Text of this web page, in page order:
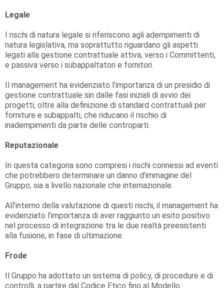
Legale
I rischi di natura legale si riferiscono agli adempimenti di
natura legislativa, ma soprattutto riguardano gli aspetti
legati alla gestione contrattuale attiva, verso i Committenti,
e passiva verso i subappaltatori e fornitori.
Il management ha evidenziato l’importanza di un presidio di
gestione contrattuale sin dalle fasi iniziali di avvio dei
progetti, oltre alla definizione di standard contrattuali per
forniture e subappalti, che riducano il rischio di
inadempimenti da parte delle controparti.
Reputazionale
In questa categoria sono compresi i rischi connessi ad eventi
che potrebbero determinare un danno d’immagine del
Gruppo, sia a livello nazionale che internazionale.
All’interno della valutazione di questi rischi, il management ha
evidenziato l’importanza di aver raggiunto un esito positivo
nel processo di integrazione tra le due realtà preesistenti
alla fusione, in fase di ultimazione.
Frode
Il Gruppo ha adottato un sistema di policy, di procedure e di
controlli, a partire dal Codice Etico fino al Modello